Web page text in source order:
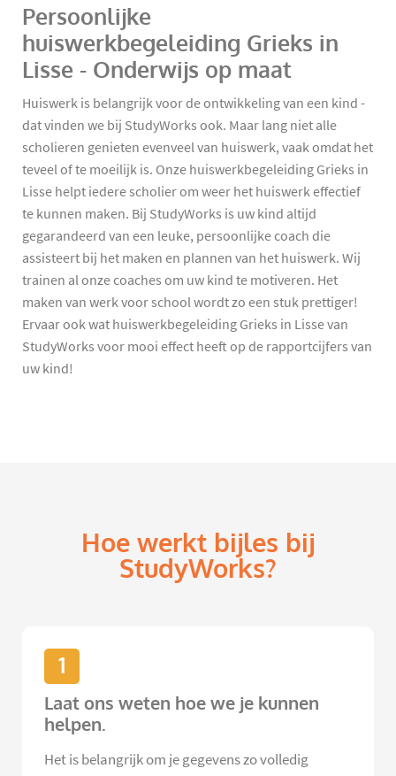
Persoonlijke
huiswerkbegeleiding Grieks in
Lisse - Onderwijs op maat
Huiswerk is belangrijk voor de ontwikkeling van een kind -
dat vinden we bij StudyWorks ook. Maar lang niet alle
scholieren genieten evenveel van huiswerk, vaak omdat het
teveel of te moeilijk is. Onze huiswerkbegeleiding Grieks in
Lisse helpt iedere scholier om weer het huiswerk effectief
te kunnen maken. Bij StudyWorks is uw kind altijd
gegarandeerd van een leuke, persoonlijke coach die
assisteert bij het maken en plannen van het huiswerk. Wij
trainen al onze coaches om uw kind te motiveren. Het
maken van werk voor school wordt zo een stuk prettiger!
Ervaar ook wat huiswerkbegeleiding Grieks in Lisse van
StudyWorks voor mooi effect heeft op de rapportcijfers van
uw kind!
Hoe werkt bijles bij
StudyWorks?
1
Laat ons weten hoe we je kunnen
helpen.
Het is belangrijk om je gegevens zo volledig